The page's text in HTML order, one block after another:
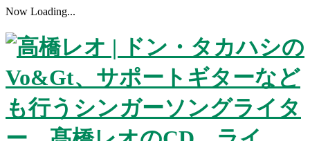
Now Loading...